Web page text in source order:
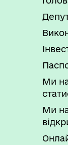
Ми на
Ми